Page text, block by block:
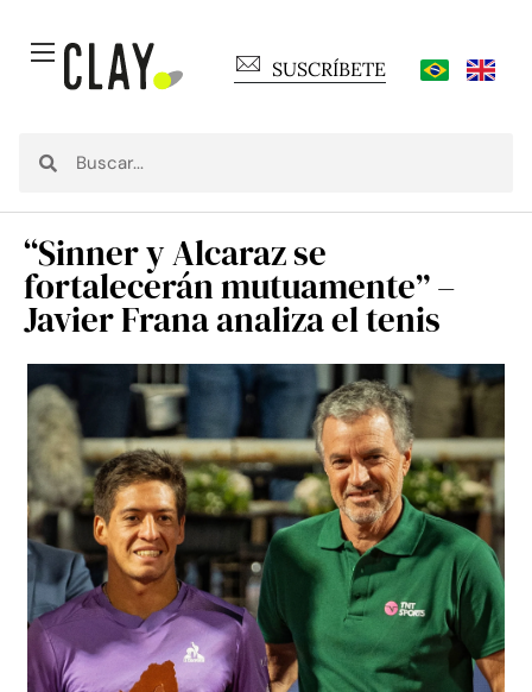
SUSCRÍBETE
“Sinner y Alcaraz se
fortalecerán mutuamente” –
Javier Frana analiza el tenis